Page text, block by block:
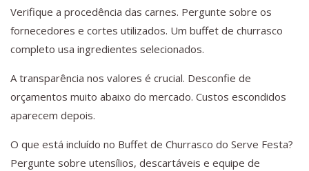
Verifique a procedência das carnes. Pergunte sobre os
fornecedores e cortes utilizados. Um buffet de churrasco
completo usa ingredientes selecionados.
A transparência nos valores é crucial. Desconfie de
orçamentos muito abaixo do mercado. Custos escondidos
aparecem depois.
O que está incluído no Buffet de Churrasco do Serve Festa?
Pergunte sobre utensílios, descartáveis e equipe de